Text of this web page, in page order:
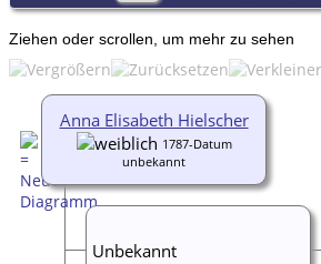
Ziehen oder scrollen, um mehr zu sehen
Anna Elisabeth Hielscher
1787-Datum
unbekannt
Unbekannt